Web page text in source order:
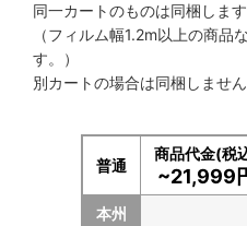
同一カートのものは同梱します
（フィルム幅1.2m以上の商品
す。）
別カートの場合は同梱しません
普通
商品代金(税
~21,999
本州